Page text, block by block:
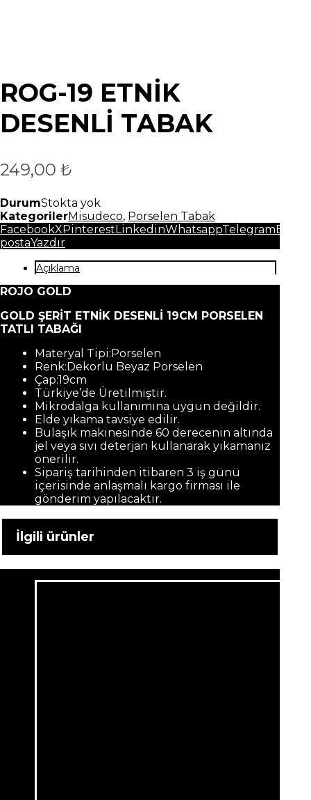
ROG-19 ETNİK
DESENLİ TABAK
249,00 ₺
DurumStokta yok
KategorilerMisudeco, Porselen Tabak
FacebookXPinterestLinkedinWhatsappTelegramE-
postaYazdır
Açıklama
ROJO GOLD
GOLD ŞERİT ETNİK DESENLİ 19CM PORSELEN
TATLI TABAĞI
Materyal Tipi:Porselen
Renk:Dekorlu Beyaz Porselen
Çap:19cm
Türkiye’de Üretilmiştir.
Mikrodalga kullanımına uygun değildir.
Elde yıkama tavsiye edilir.
Bulaşık makinesinde 60 derecenin altında
jel veya sıvı deterjan kullanarak yıkamanız
önerilir.
Sipariş tarihinden itibaren 3 iş günü
içerisinde anlaşmalı kargo firması ile
gönderim yapılacaktır.
İlgili ürünler